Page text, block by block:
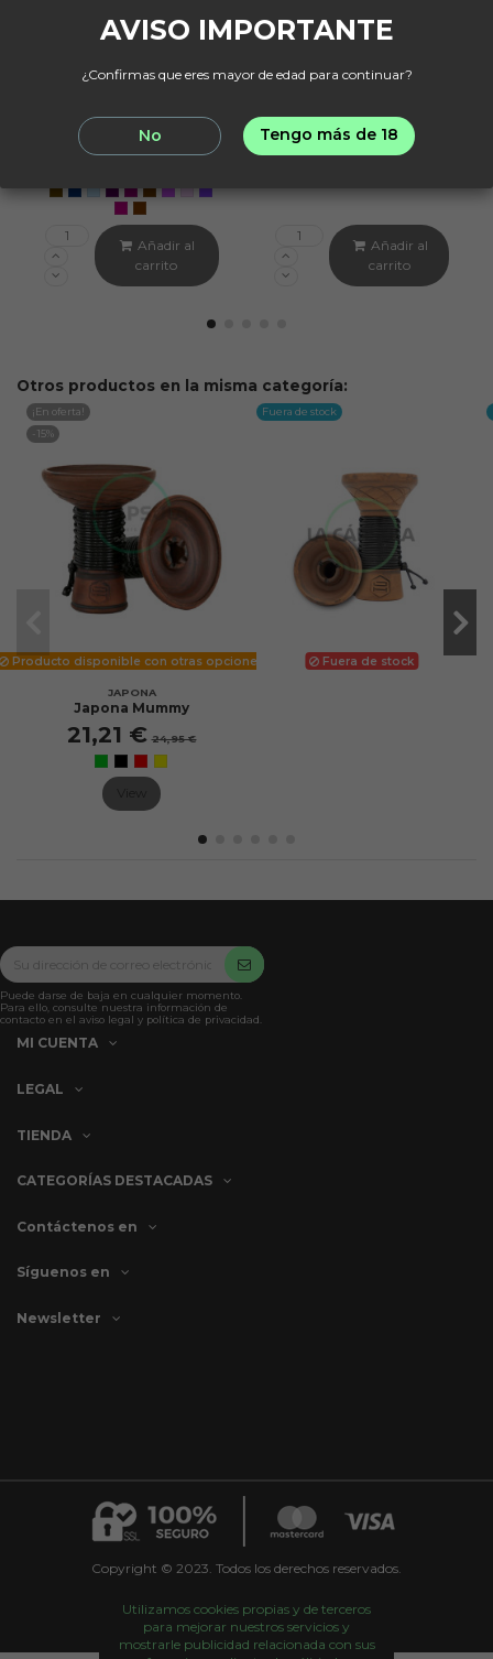
Alpaca Suri
Añadir al
carrito
LFDLC Babushka
15,25 € 16,95 €
Añadir al
carrito
Otros productos en la misma categoría:
¡En oferta!
-15%
Producto disponible con otras opciones
JAPONA
Japona Mummy
21,21 € 24,95 €
Fuera de stock
Fuera de stock
Puede darse de baja en cualquier momento.
Para ello, consulte nuestra información de
contacto en el aviso legal y política de privacidad.
MI CUENTA
LEGAL
TIENDA
CATEGORÍAS DESTACADAS
Contáctenos en
AVISO IMPORTANTE
¿Confirmas que eres mayor de edad para continuar?
No Tengo más de 18
Síguenos en
Newsletter
Copyright © 2023. Todos los derechos reservados.
Utilizamos cookies propias y de terceros
para mejorar nuestros servicios y
mostrarle publicidad relacionada con sus